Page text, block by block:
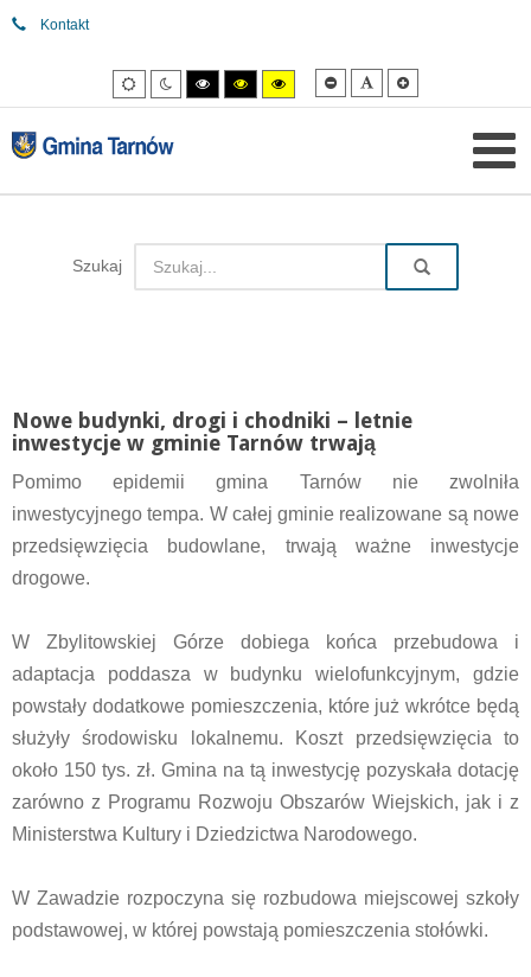
Kontakt
Tryb
domyślny
Tryb
nocny
Tryb
wysokiego
kontrastu
Tryb
wysokiego
kontrastu
Tryb
wysokiego
kontrastu
Mniejsza
czcionka
Domyślna
czcionka
Szukaj
Nowe budynki, drogi i chodniki – letnie
inwestycje w gminie Tarnów trwają
Pomimo epidemii gmina Tarnów nie zwolniła
inwestycyjnego tempa. W całej gminie realizowane są nowe
przedsięwzięcia budowlane, trwają ważne inwestycje
drogowe.
W Zbylitowskiej Górze dobiega końca przebudowa i
adaptacja poddasza w budynku wielofunkcyjnym, gdzie
powstały dodatkowe pomieszczenia, które już wkrótce będą
służyły środowisku lokalnemu. Koszt przedsięwzięcia to
około 150 tys. zł. Gmina na tą inwestycję pozyskała dotację
zarówno z Programu Rozwoju Obszarów Wiejskich, jak i z
Ministerstwa Kultury i Dziedzictwa Narodowego.
W Zawadzie rozpoczyna się rozbudowa miejscowej szkoły
podstawowej, w której powstają pomieszczenia stołówki.